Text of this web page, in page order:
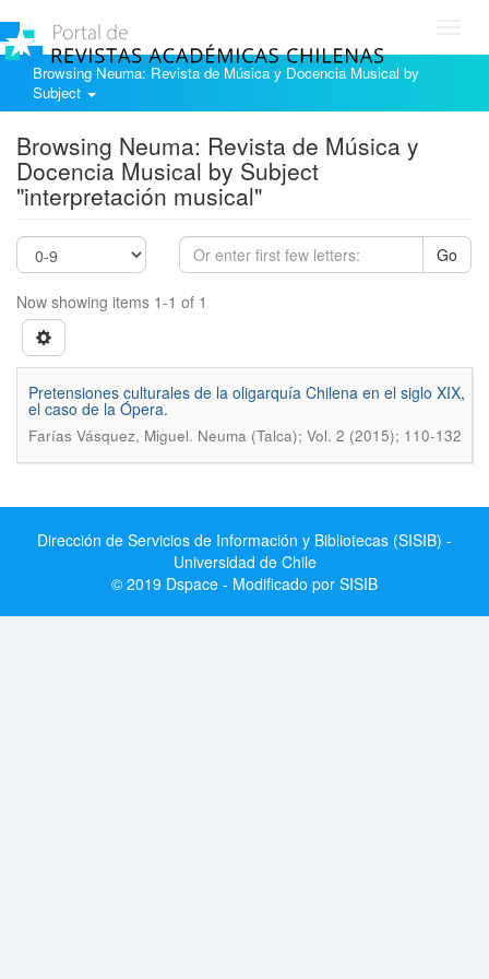
Browsing Neuma: Revista de Música y Docencia Musical by
Subject
Browsing Neuma: Revista de Música y
Docencia Musical by Subject
"interpretación musical"
Go
Now showing items 1-1 of 1
Pretensiones culturales de la oligarquía Chilena en el siglo XIX,
el caso de la Ópera.
Farías Vásquez, Miguel. Neuma (Talca); Vol. 2 (2015); 110-132
Dirección de Servicios de Información y Bibliotecas (SISIB) -
Universidad de Chile
© 2019 Dspace - Modificado por SISIB